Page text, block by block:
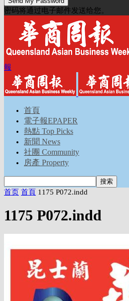
密码将通过电子邮件发送给您。
報
首頁
電子報EPAPER
熱點 Top Picks
新聞 News
社團 Community
房產 Property
首页 首頁 1175 P072.indd
1175 P072.indd